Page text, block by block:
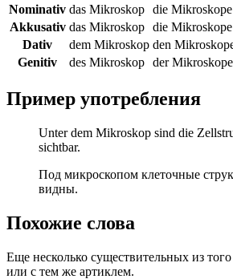
Nominativ das Mikroskop die Mikroskope
Akkusativ das Mikroskop die Mikroskope
Dativ
dem Mikroskop den
Genitiv
des Mikroskop der Mikroskope
Пример употребления
Unter dem Mikroskop sind die
sichtbar.
Под микроскопом клеточные
видны.
Похожие слова
Еще несколько существительных из
или с тем же артиклем.